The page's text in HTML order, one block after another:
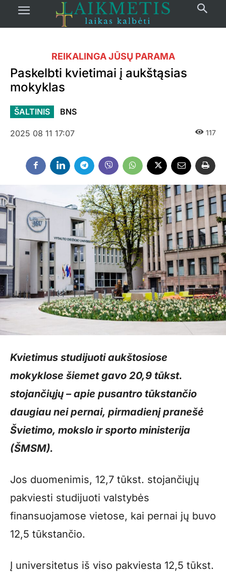
REIKALINGA JŪSŲ PARAMA
Paskelbti kvietimai į aukštąsias
mokyklas
ŠALTINIS BNS
2025 08 11 17:07 117
Kvietimus studijuoti aukštosiose
mokyklose šiemet gavo 20,9 tūkst.
stojančiųjų – apie pusantro tūkstančio
daugiau nei pernai, pirmadienį pranešė
Švietimo, mokslo ir sporto ministerija
(ŠMSM).
Jos duomenimis, 12,7 tūkst. stojančiųjų
pakviesti studijuoti valstybės
finansuojamose vietose, kai pernai jų buvo
12,5 tūkstančio.
Į universitetus iš viso pakviesta 12,5 tūkst.